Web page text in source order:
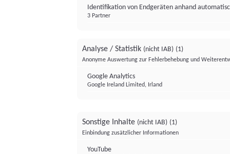
Identifikation von Endgeräten anhand
3 Partner
Analyse / Statistik (nicht IAB) (1)
Anonyme Auswertung zur Fehlerbehebung und
Google Analytics
Google Ireland Limited, Irland
Sonstige Inhalte (nicht IAB) (1)
Einbindung zusätzlicher Informationen
YouTube